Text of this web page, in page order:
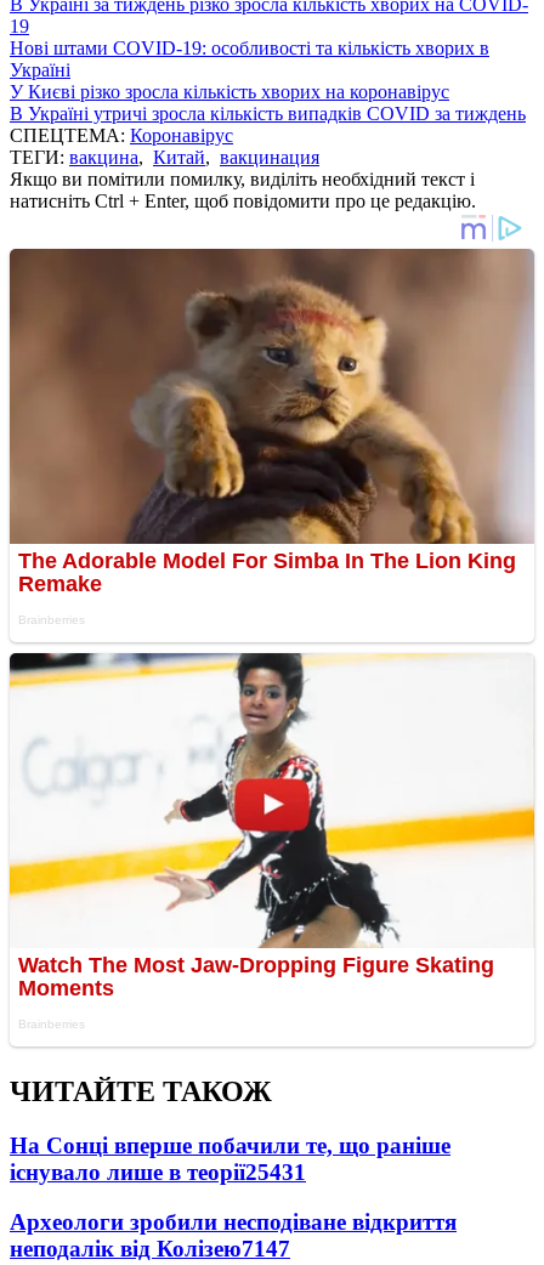
19
Нові штами COVID-19: особливості та кількість хворих в
Україні
У Києві різко зросла кількість хворих на коронавірус
В Україні утричі зросла кількість випадків COVID за тиждень
СПЕЦТЕМА: Коронавірус
ТЕГИ: вакцина, Китай, вакцинация
Якщо ви помітили помилку, виділіть необхідний текст і
натисніть Ctrl + Enter, щоб повідомити про це редакцію.
ЧИТАЙТЕ ТАКОЖ
На Сонці вперше побачили те, що раніше
існувало лише в теорії25431
Археологи зробили несподіване відкриття
неподалік від Колізею7147